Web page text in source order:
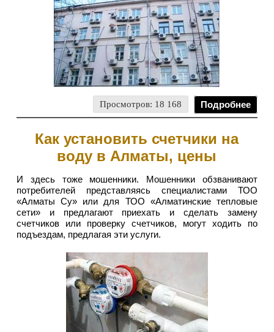
Просмотров: 18 168 Подробнее
Как установить счетчики на
воду в Алматы, цены
И здесь тоже мошенники. Мошенники обзванивают
потребителей представляясь специалистами ТОО
«Алматы Су» или для ТОО «Алматинские тепловые
сети» и предлагают приехать и сделать замену
счетчиков или проверку счетчиков, могут ходить по
подъездам, предлагая эти услуги.